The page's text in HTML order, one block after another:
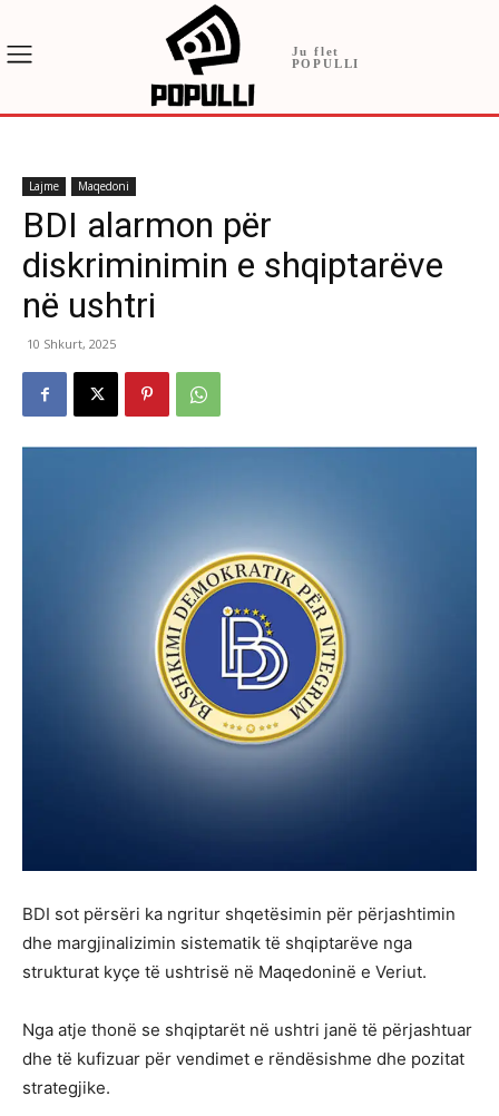
Ju flet
POPULLI
Lajme Maqedoni
BDI alarmon për
diskriminimin e shqiptarëve
në ushtri
10 Shkurt, 2025
BDI sot përsëri ka ngritur shqetësimin për përjashtimin
dhe margjinalizimin sistematik të shqiptarëve nga
strukturat kyçe të ushtrisë në Maqedoninë e Veriut.
Nga atje thonë se shqiptarët në ushtri janë të përjashtuar
dhe të kufizuar për vendimet e rëndësishme dhe pozitat
strategjike.